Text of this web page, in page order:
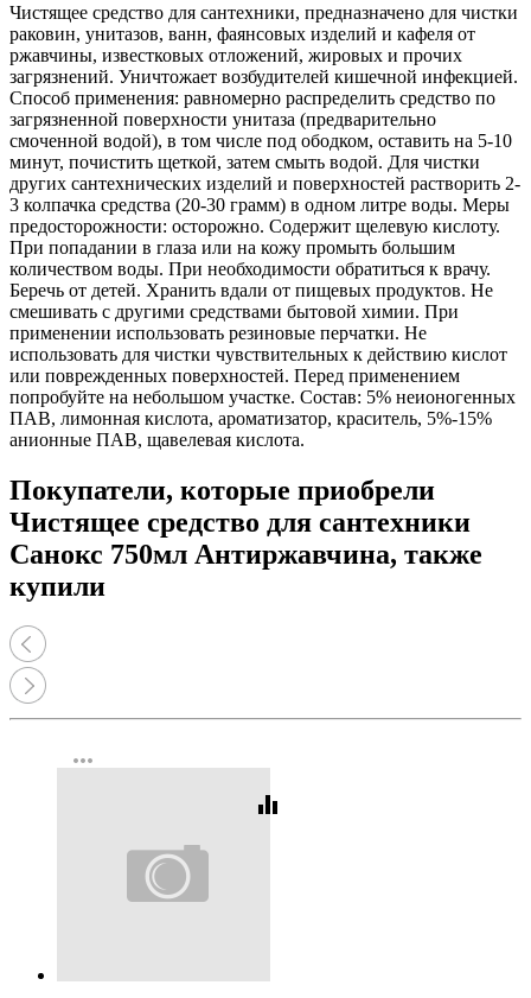
Чистящее средство для сантехники, предназначено для чистки
раковин, унитазов, ванн, фаянсовых изделий и кафеля от
ржавчины, известковых отложений, жировых и прочих
загрязнений. Уничтожает возбудителей кишечной инфекцией.
Способ применения: равномерно распределить средство по
загрязненной поверхности унитаза (предварительно
смоченной водой), в том числе под ободком, оставить на 5-10
минут, почистить щеткой, затем смыть водой. Для чистки
других сантехнических изделий и поверхностей растворить 2-
3 колпачка средства (20-30 грамм) в одном литре воды. Меры
предосторожности: осторожно. Содержит щелевую кислоту.
При попадании в глаза или на кожу промыть большим
количеством воды. При необходимости обратиться к врачу.
Беречь от детей. Хранить вдали от пищевых продуктов. Не
смешивать с другими средствами бытовой химии. При
применении использовать резиновые перчатки. Не
использовать для чистки чувствительных к действию кислот
или поврежденных поверхностей. Перед применением
попробуйте на небольшом участке. Состав: 5% неионогенных
ПАВ, лимонная кислота, ароматизатор, краситель, 5%-15%
анионные ПАВ, щавелевая кислота.
Покупатели, которые приобрели
Чистящее средство для сантехники
Санокс 750мл Антиржавчина, также
купили
more_horiz
equalizer